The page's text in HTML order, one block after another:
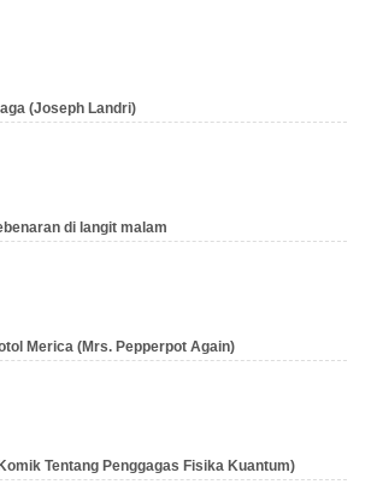
(Joseph Landri)
di langit malam
Merica (Mrs. Pepperpot Again)
Tentang Penggagas Fisika Kuantum)